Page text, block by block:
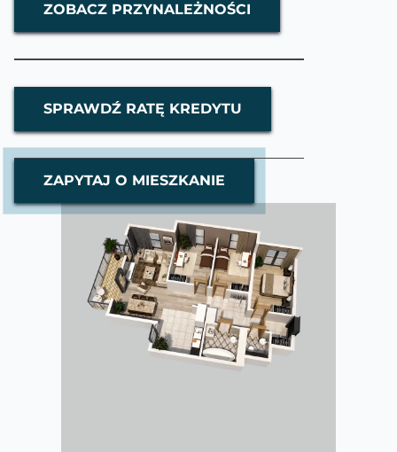
ZOBACZ PRZYNALEŻNOŚCI
SPRAWDŹ RATĘ KREDYTU
ZAPYTAJ O MIESZKANIE